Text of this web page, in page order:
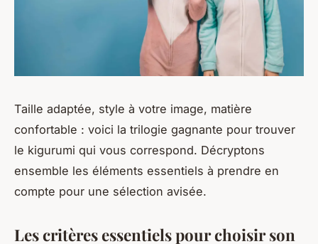
Taille adaptée, style à votre image, matière
confortable : voici la trilogie gagnante pour trouver
le kigurumi qui vous correspond. Décryptons
ensemble les éléments essentiels à prendre en
compte pour une sélection avisée.
Les critères essentiels pour choisir son